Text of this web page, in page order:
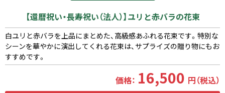
【還暦祝い・長寿祝い（法人）】ユリと赤バラの花束
白ユリと赤バラを上品にまとめた、高級感あふれる花束です。特別な
シーンを華やかに演出してくれる花束は、サプライズの贈り物にもお
すすめです。
価格： 16,500 円（税込）